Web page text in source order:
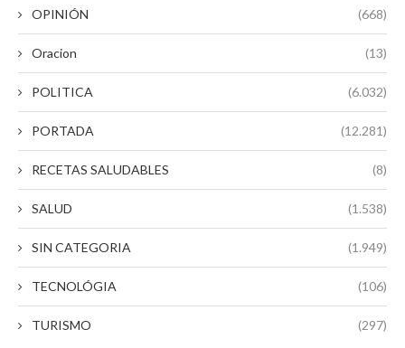
OPINIÓN (668)
Oracion (13)
POLITICA (6.032)
PORTADA (12.281)
RECETAS SALUDABLES (8)
SALUD (1.538)
SIN CATEGORIA (1.949)
TECNOLÓGIA (106)
TURISMO (297)